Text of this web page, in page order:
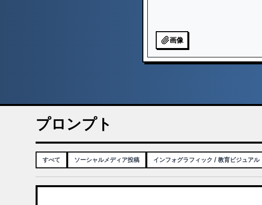
画像
プロンプト
すべて ソーシャルメディア投稿 インフォグラフィック / 教育ビジュアル